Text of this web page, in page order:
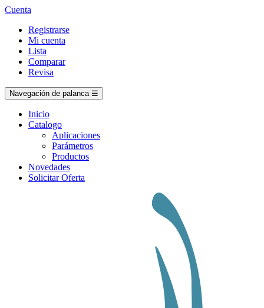
Cuenta
Registrarse
Mi cuenta
Lista
Comparar
Revisa
Navegación de palanca ☰
Inicio
Catalogo
Aplicaciones
Parámetros
Productos
Novedades
Solicitar Oferta